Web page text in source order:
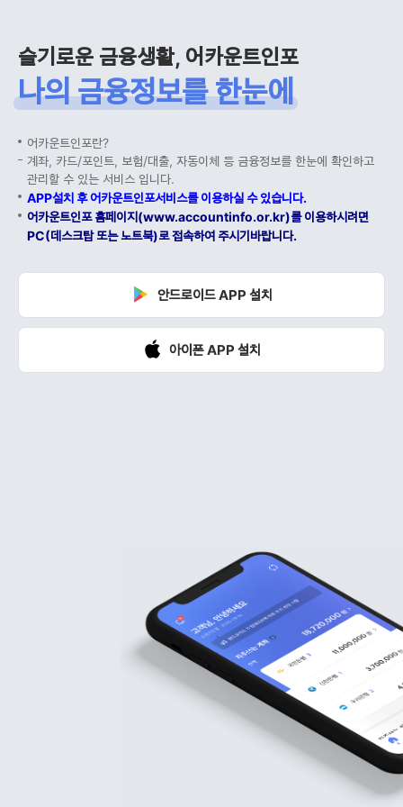
슬기로운 금융생활, 어카운트인포
나의 금융정보를 한눈에
어카운트인포란?
계좌, 카드/포인트, 보험/대출, 자동이체 등 금융정보를 한눈에 확인하고
관리할 수 있는 서비스 입니다.
APP설치 후 어카운트인포서비스를 이용하실 수 있습니다.
어카운트인포 홈페이지(www.accountinfo.or.kr)를 이용하시려면
PC(데스크탑 또는 노트북)로 접속하여 주시기바랍니다.
안드로이드 APP 설치
아이폰 APP 설치